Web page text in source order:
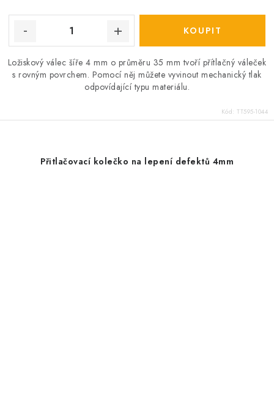
Ložiskový válec šíře 4 mm o průměru 35 mm tvoří přítlačný váleček
s rovným povrchem. Pomocí něj můžete vyvinout mechanický tlak
odpovídající typu materiálu.
Kód: TT595-1044
Přitlačovací kolečko na lepení defektů 4mm